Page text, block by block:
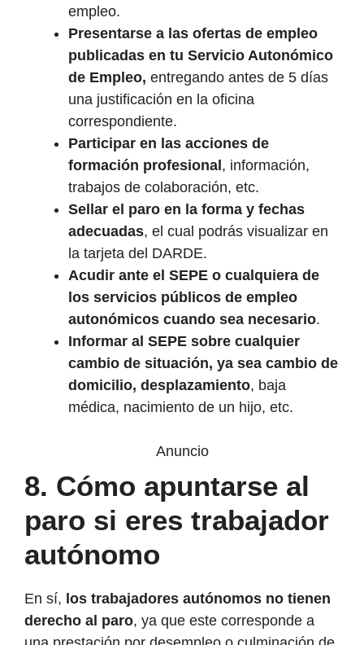
empleo.
Presentarse a las ofertas de empleo
publicadas en tu Servicio Autonómico
de Empleo, entregando antes de 5 días
una justificación en la oficina
correspondiente.
Participar en las acciones de
formación profesional , información,
trabajos de colaboración, etc.
Sellar el paro en la forma y fechas
adecuadas, el cual podrás visualizar en
la tarjeta del DARDE.
Acudir ante el SEPE o cualquiera de
los servicios públicos de empleo
autonómicos cuando sea necesario.
Informar al SEPE sobre cualquier
cambio de situación, ya sea cambio de
domicilio, desplazamiento, baja
médica, nacimiento de un hijo, etc.
Anuncio
8. Cómo apuntarse al
paro si eres trabajador
autónomo
En sí, los trabajadores autónomos no tienen
derecho al paro, ya que este corresponde a